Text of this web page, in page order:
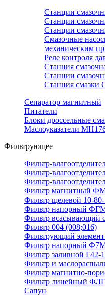
Станции
Станции
Станции
Смазочные
механическим
Реле контроля
Станция
Станции
Станция смазки
Сепаратор магнитный
Питатели
Блоки дроссельные
Маслоуказатели
Фильтрующее
Фильтр-
Фильтр-
Фильтр-
Фильтр магнитный
Фильтр щелевой 10-
Фильтр напорный
Фильтр всасывающий
Фильтр 004 (008;016)
Фильтрующий элемент
Фильтр напорный
Фильтр заливной Г42-
Фильтр и
Фильтр магнитно-
Фильтр линейный ФЛГ
Сапун